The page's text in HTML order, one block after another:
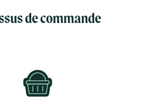
de commande